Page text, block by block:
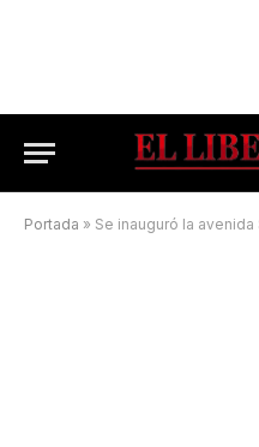
Portada » Se inauguró la avenida Santa